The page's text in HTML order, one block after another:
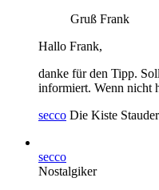
Gruß Frank
Hallo Frank,
danke für den Tipp.
informiert. Wenn nicht
secco Die Kiste
secco
Nostalgiker